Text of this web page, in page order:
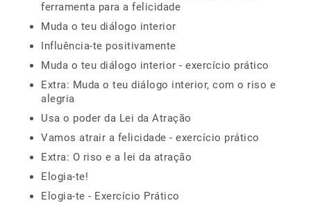
ferramenta para a felicidade
Muda o teu diálogo interior
Influência-te positivamente
Muda o teu diálogo interior - exercício prático
Extra: Muda o teu diálogo interior, com o riso e
alegria
Usa o poder da Lei da Atração
Vamos atrair a felicidade - exercício prático
Extra: O riso e a lei da atração
Elogia-te!
Elogia-te - Exercício Prático